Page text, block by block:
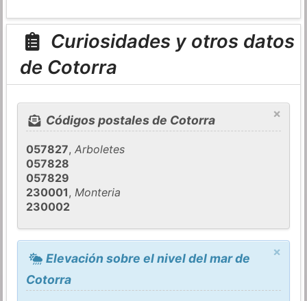
Curiosidades y otros datos
de Cotorra
×
Códigos postales de Cotorra
057827,Arboletes
057828
057829
230001,Monteria
230002
×
Elevación sobre el nivel del mar de
Cotorra